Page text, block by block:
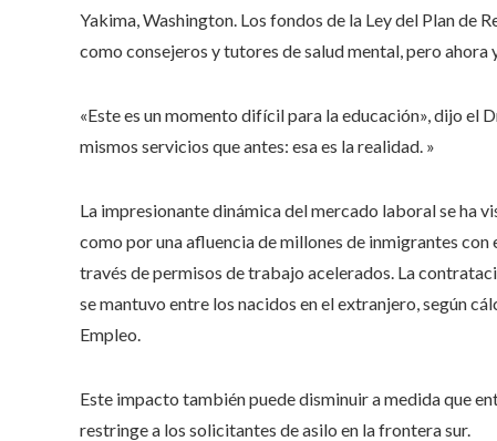
Yakima, Washington. Los fondos de la Ley del Plan de
como consejeros y tutores de salud mental, pero ahora
«Este es un momento difícil para la educación», dijo el
mismos servicios que antes: esa es la realidad. »
La impresionante dinámica del mercado laboral se ha
como por una afluencia de millones de inmigrantes
través de permisos de trabajo acelerados. La
se mantuvo entre los nacidos en el extranjero, según
Empleo.
Este impacto también puede disminuir a medida que
restringe a los solicitantes de asilo en la frontera sur.